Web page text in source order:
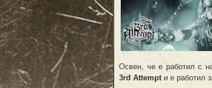
Освен, че е работил с
3rd Attemptи е работил